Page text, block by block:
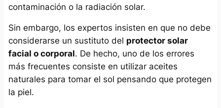
contaminación o la radiación solar.
Sin embargo, los expertos insisten en que no debe
considerarse un sustituto del protector solar
facial o corporal. De hecho, uno de los errores
más frecuentes consiste en utilizar aceites
naturales para tomar el sol pensando que protegen
la piel.